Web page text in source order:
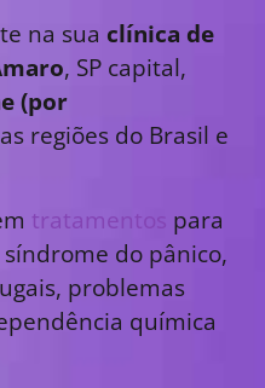
na sua clínica de
, SP capital,
(por
regiões do Brasil e
tratamentos para
do pânico,
problemas
química